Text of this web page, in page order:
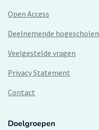
Open Access
Deelnemende hogescholen
Veelgestelde vragen
Privacy Statement
Contact
Doelgroepen